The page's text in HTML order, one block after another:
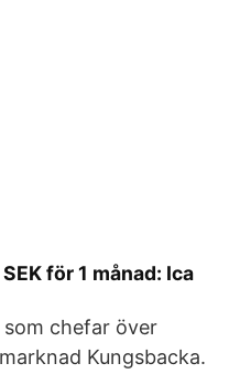
för 1 månad: Ica
chefar över
Kungsbacka.